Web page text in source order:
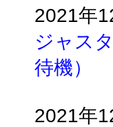
2021年
ジャス
待機）
2021年